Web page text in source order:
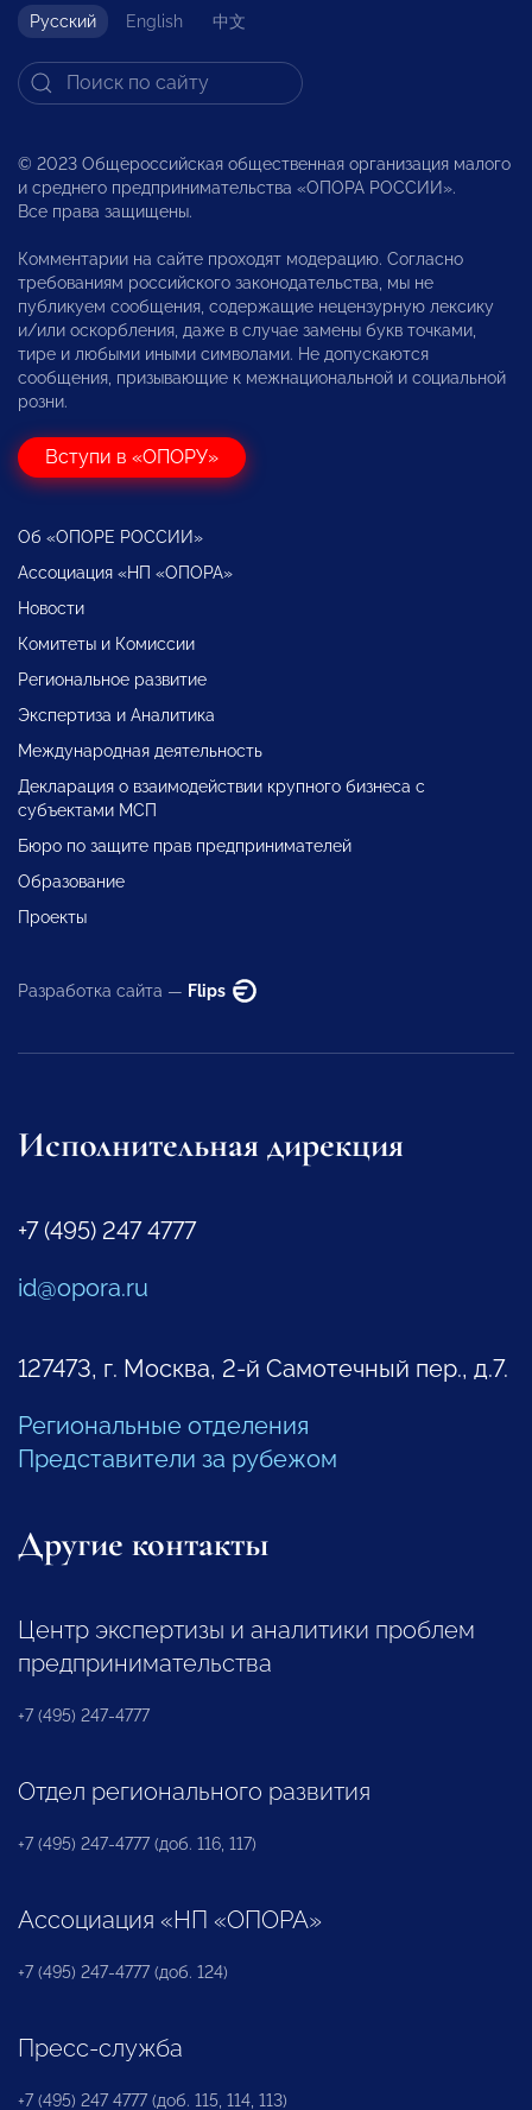
Русский English 中文
© 2023 Общероссийская общественная организация малого
и среднего предпринимательства «ОПОРА РОССИИ».
Все права защищены.
Комментарии на сайте проходят модерацию. Согласно
требованиям российского законодательства, мы не
публикуем сообщения, содержащие нецензурную лексику
и/или оскорбления, даже в случае замены букв точками,
тире и любыми иными символами. Не допускаются
сообщения, призывающие к межнациональной и социальной
розни.
Вступи в «ОПОРУ»
Об «ОПОРЕ РОССИИ»
Ассоциация «НП «ОПОРА»
Новости
Комитеты и Комиссии
Региональное развитие
Экспертиза и Аналитика
Международная деятельность
Декларация о взаимодействии крупного бизнеса с
субъектами МСП
Бюро по защите прав предпринимателей
Образование
Проекты
Разработка сайта — Flips
Исполнительная дирекция
+7 (495) 247 4777
id@opora.ru
127473, г. Москва, 2-й Самотечный пер., д.7.
Региональные отделения
Представители за рубежом
Другие контакты
Центр экспертизы и аналитики проблем
предпринимательства
+7 (495) 247-4777
Отдел регионального развития
+7 (495) 247-4777 (доб. 116, 117)
Ассоциация «НП «ОПОРА»
+7 (495) 247-4777 (доб. 124)
Пресс-служба
+7 (495) 247 4777 (доб. 115, 114, 113)